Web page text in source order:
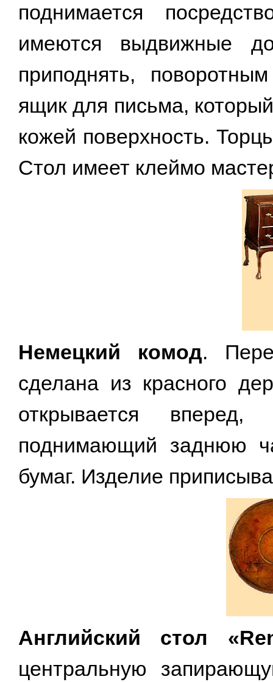
поднимается
имеются выдвижные
приподнять,
ящик для письма,
кожей поверхность.
Стол имеет клеймо
Немецкий комод.
сделана из красного
открывается
поднимающий заднюю
бумаг. Изделие
Английский стол
центральную